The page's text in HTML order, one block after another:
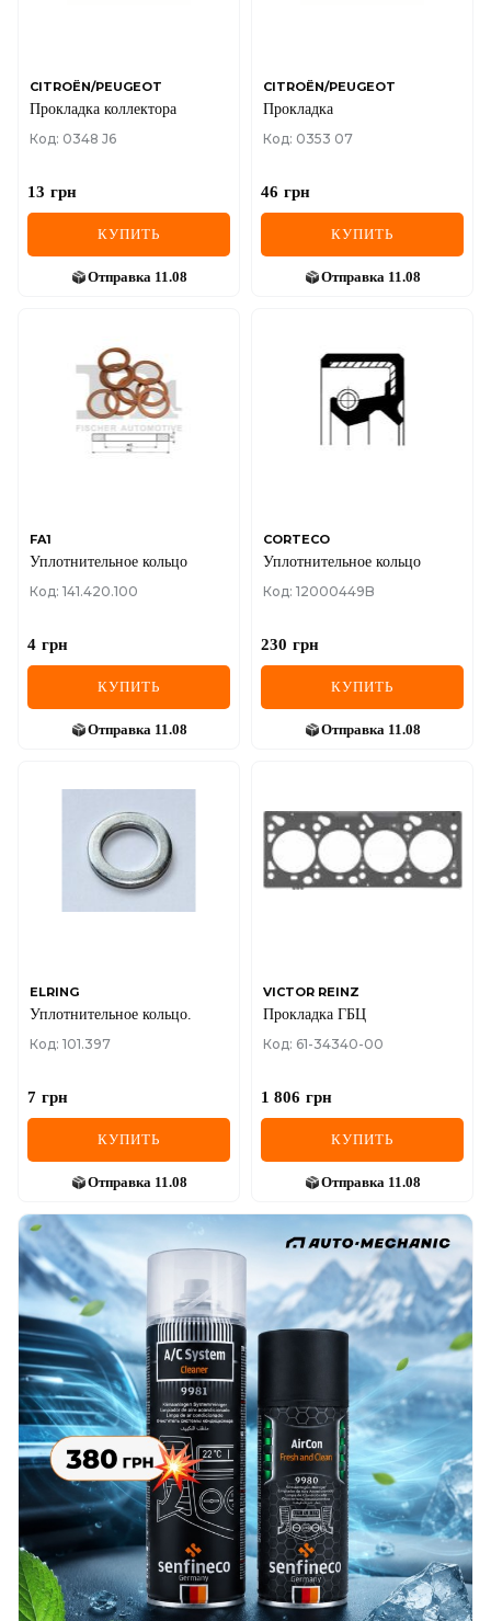
CITROËN/PEUGEOT
Прокладка коллектора
Код: 0348 J6
13 грн
КУПИТЬ
Отправка 11.08
CITROËN/PEUGEOT
Прокладка
Код: 0353 07
46 грн
КУПИТЬ
Отправка 11.08
FA1
Уплотнительное кольцо
Код: 141.420.100
4 грн
КУПИТЬ
Отправка 11.08
CORTECO
Уплотнительное кольцо
Код: 12000449B
230 грн
КУПИТЬ
Отправка 11.08
ELRING
Уплотнительное кольцо.
Код: 101.397
7 грн
КУПИТЬ
Отправка 11.08
VICTOR REINZ
Прокладка ГБЦ
Код: 61-34340-00
1 806 грн
КУПИТЬ
Отправка 11.08